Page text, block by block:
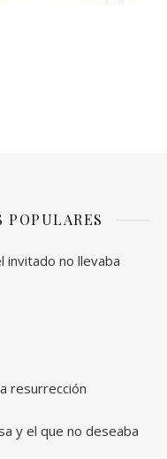
POPULARES
invitado no llevaba
resurrección
y el que no deseaba